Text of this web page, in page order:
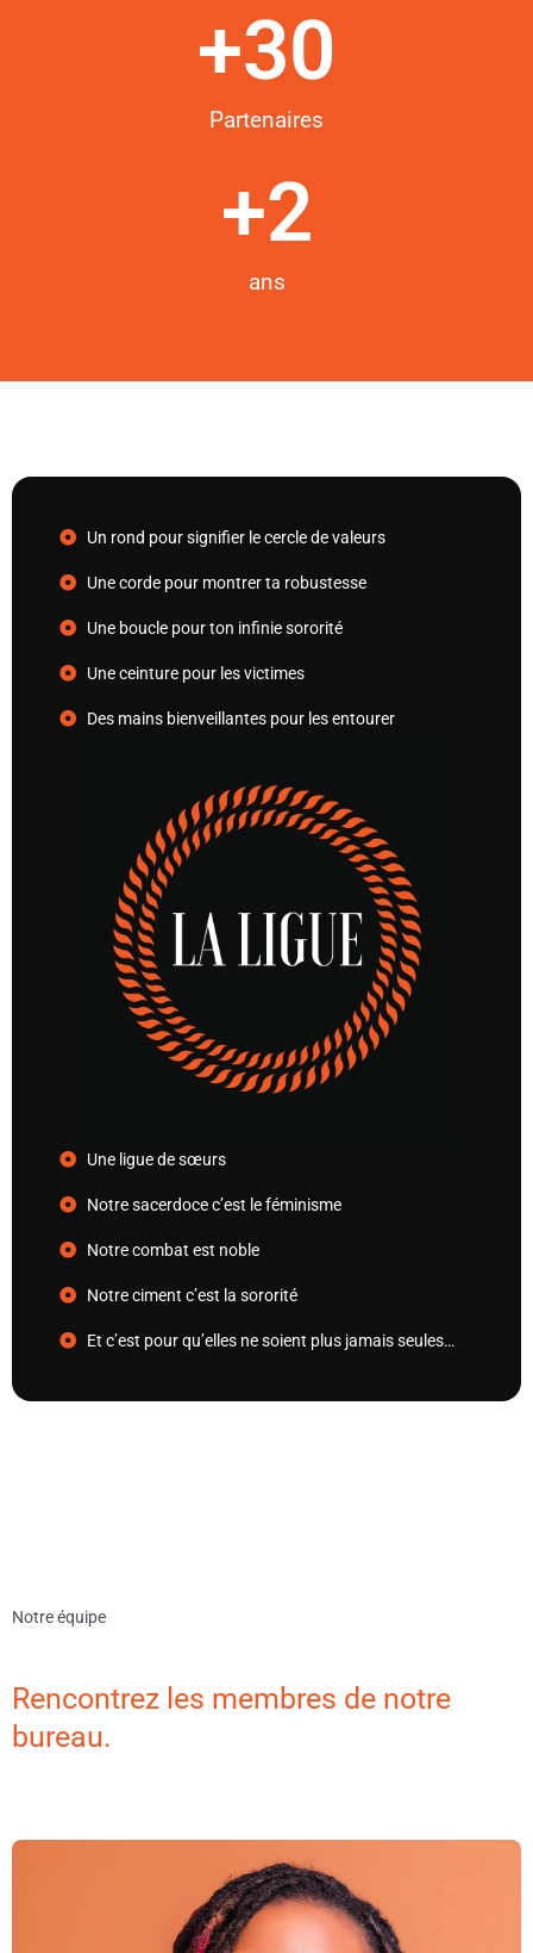
Partenaires
+30
ans
+2
Un rond pour signifier le cercle de valeurs
Une corde pour montrer ta robustesse
Une boucle pour ton infinie sororité
Une ceinture pour les victimes
Des mains bienveillantes pour les entourer
Une ligue de sœurs
Notre sacerdoce c’est le féminisme
Notre combat est noble
Notre ciment c’est la sororité
Et c’est pour qu’elles ne soient plus jamais seules…
Notre équipe
Rencontrez les membres de notre
bureau.